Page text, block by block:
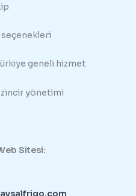
seçenekleri
geneli hizmet
zincir yönetimi
Sitesi: